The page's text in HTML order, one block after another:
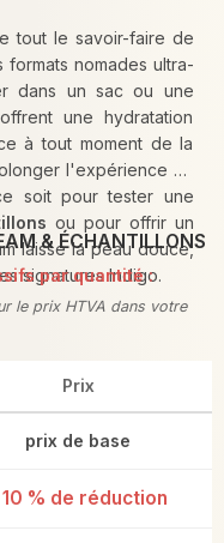
tout le savoir-faire de
nomades ultra-
dans un sac ou une
une hydratation
à tout moment de la
l'expérience du
soit pour tester une
ou pour offrir un
laisse la peau douce,
signatures Indigo.
& ÉCHANTILLONS
par quantité :
le prix HTVA dans votre
Prix
prix de base
% de réduction